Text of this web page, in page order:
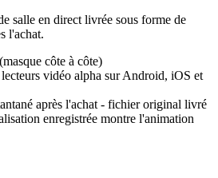
salle en direct livrée sous forme de
l'achat.
côte à côte)
vidéo alpha sur Android, iOS et
après l'achat - fichier original livré
enregistrée montre l'animation